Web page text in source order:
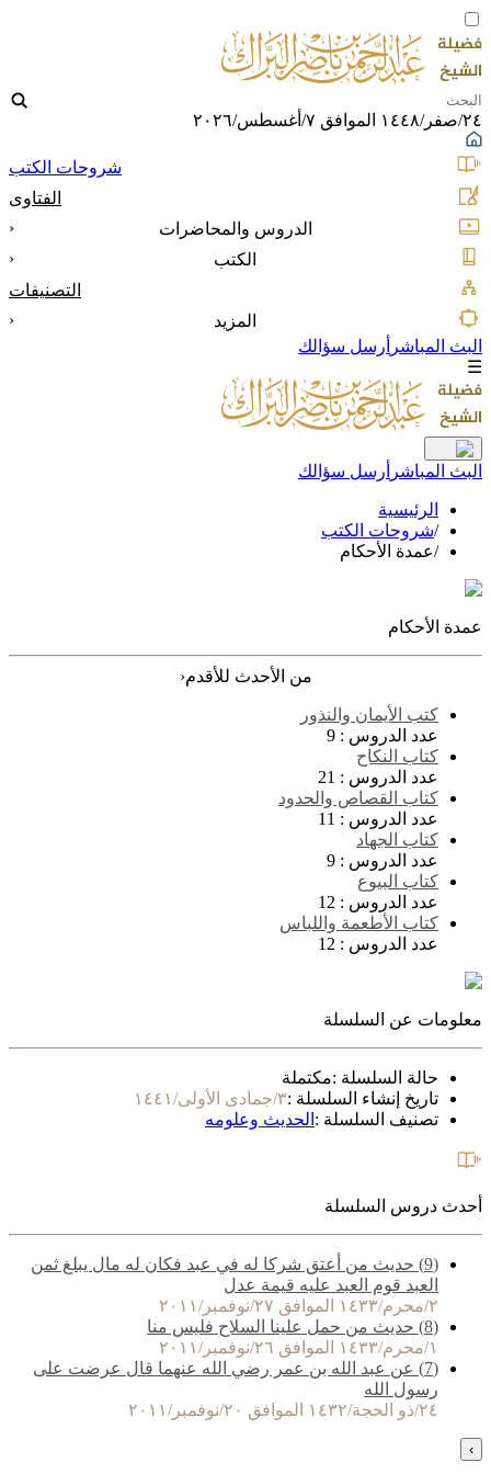
٢٤/صفر/١٤٤٨ الموافق ٧/أغسطس/٢٠٢٦
شروحات الكتب
الفتاوى
الدروس والمحاضرات
‹
الكتب
‹
التصنيفات
المزيد
‹
البث المباشر أرسل سؤالك
☰
البث المباشر أرسل سؤالك
الرئيسية
/شروحات الكتب
/عمدة الأحكام
عمدة الأحكام
من الأحدث للأقدم‹
كتب الأيمان والنذور
عدد الدروس : 9
كتاب النكاح
عدد الدروس : 21
كتاب القصاص والحدود
عدد الدروس : 11
كتاب الجهاد
عدد الدروس : 9
كتاب البيوع
عدد الدروس : 12
كتاب الأطعمة واللباس
عدد الدروس : 12
معلومات عن السلسلة
حالة السلسلة :مكتملة
تاريخ إنشاء السلسلة :٣/جمادى الأولى/١٤٤١
تصنيف السلسلة : الحديث وعلومه
أحدث دروس السلسلة
(9) حديث من أعتق شركا له في عبد فكان له مال يبلغ ثمن
العبد قوم العبد عليه قيمة عدل
٢/محرم/١٤٣٣ الموافق ٢٧/نوفمبر/٢٠١١
(8) حديث من حمل علينا السلاح فليس منا
١/محرم/١٤٣٣ الموافق ٢٦/نوفمبر/٢٠١١
(7) عن عبد الله بن عمر رضي الله عنهما قال عرضت على
رسول الله
٢٤/ذو الحجة/١٤٣٢ الموافق ٢٠/نوفمبر/٢٠١١
›